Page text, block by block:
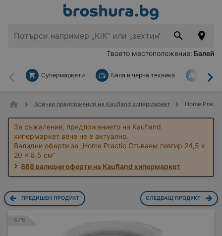
Твоето местоположение: Балей
Назад
Супермаркети Бяла и черна техника За
Всички предложения на Kaufland хипермаркет Home
За съжаление, предложението на Kaufland
хипермаркет вече не е актуално.
Валидни оферти за „Home Practic Сгъваем гевгир 24,5 x
20 x 8,5 см“
868 валидни оферти на Kaufland хипермаркет
ПРЕДИШЕН ПРОДУКТ СЛЕДВАЩ ПРОДУКТ
-57%